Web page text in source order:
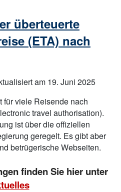
überteuerte
(ETA) nach
am 19. Juni 2025
für viele Reisende nach
travel authorisation).
ist über die offiziellen
geregelt. Es gibt aber
betrügerische Webseiten.
finden Sie hier unter